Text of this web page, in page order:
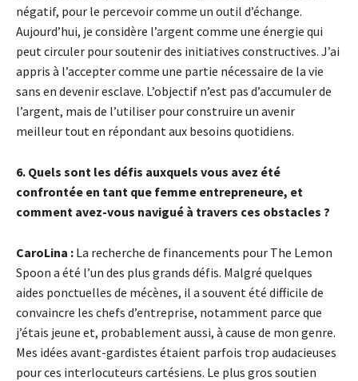
négatif, pour le percevoir comme un outil d’échange.
Aujourd’hui, je considère l’argent comme une énergie qui
peut circuler pour soutenir des initiatives constructives. J’ai
appris à l’accepter comme une partie nécessaire de la vie
sans en devenir esclave. L’objectif n’est pas d’accumuler de
l’argent, mais de l’utiliser pour construire un avenir
meilleur tout en répondant aux besoins quotidiens.
6. Quels sont les défis auxquels vous avez été
confrontée en tant que femme entrepreneure, et
comment avez-vous navigué à travers ces obstacles ?
CaroLina : La recherche de financements pour The Lemon
Spoon a été l’un des plus grands défis. Malgré quelques
aides ponctuelles de mécènes, il a souvent été difficile de
convaincre les chefs d’entreprise, notamment parce que
j’étais jeune et, probablement aussi, à cause de mon genre.
Mes idées avant-gardistes étaient parfois trop audacieuses
pour ces interlocuteurs cartésiens. Le plus gros soutien